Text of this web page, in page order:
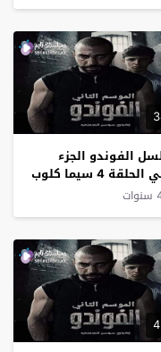
الفوندو الجزء
4 سيما كلوب